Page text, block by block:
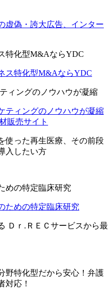
特化型M&AならYDC
ィングのノウハウが凝縮
使った再生医療、その前段
入したい方
めの特定臨床研究
Ｄｒ.ＲＥＣサービスから最
野特化型だから安心！弁護
対応！